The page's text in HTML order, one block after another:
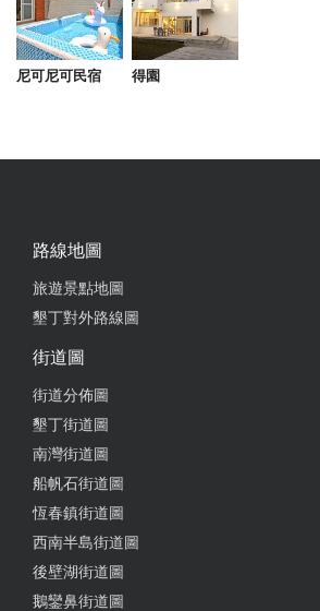
2025-05-11 12:28:05
之前來吃過1-2次但沒有特別印象
第一次吃到河豚
照利餐廳位於恆春往關山的路旁
其是店裡的炸豆腐和脆皮豆子捲
喜歡吃了，三杯刺鮭也不錯哦！
更不可錯過店裡的野薑花炒肉絲
香。來墾丁可以來嚐嚐這些當地
多，菜色口味中淡適宜，不過鹹
康，適合家庭用餐，服務速度快
尼可尼可民宿 得園
路線地圖
旅遊景點地圖
墾丁對外路線圖
街道圖
街道分佈圖
墾丁街道圖
南灣街道圖
船帆石街道圖
恆春鎮街道圖
西南半島街道圖
後壁湖街道圖
鵝鑾鼻街道圖